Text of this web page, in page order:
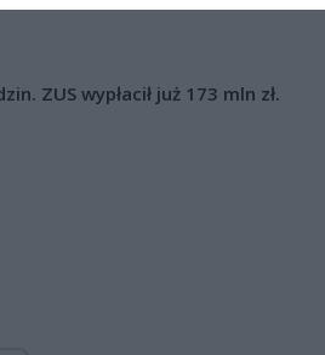
ZUS wypłacił już 173 mln zł.